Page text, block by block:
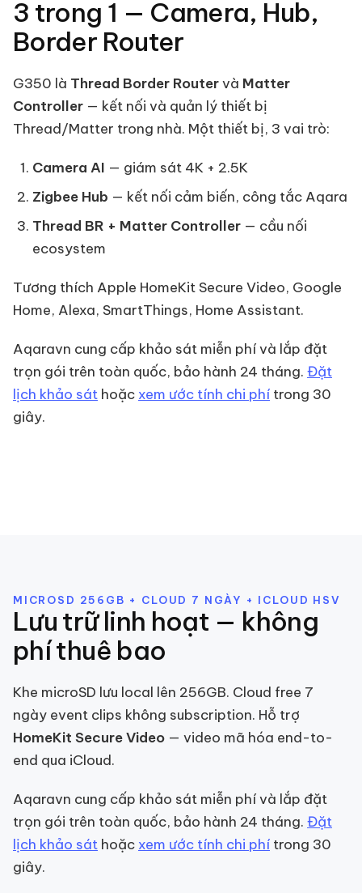
3 trong 1 — Camera, Hub,
Border Router
G350 là Thread Border Routervà Matter
Controller — kết nối và quản lý thiết bị
Thread/Matter trong nhà. Một thiết bị, 3 vai trò:
Camera AI — giám sát 4K + 2.5K
Zigbee Hub — kết nối cảm biến, công tắc Aqara
Thread BR + Matter Controller — cầu nối
ecosystem
Tương thích Apple HomeKit Secure Video, Google
Home, Alexa, SmartThings, Home Assistant.
Aqaravn cung cấp khảo sát miễn phí và lắp đặt
trọn gói trên toàn quốc, bảo hành 24 tháng. Đặt
lịch khảo sát hoặc xem ước tính chi phí trong 30
giây.
MICROSD 256GB + CLOUD 7 NGÀY + ICLOUD HSV
Lưu trữ linh hoạt — không
phí thuê bao
Khe microSD lưu local lên 256GB. Cloud free 7
ngày event clips không subscription. Hỗ trợ
HomeKit Secure Video — video mã hóa end-to-
end qua iCloud.
Aqaravn cung cấp khảo sát miễn phí và lắp đặt
trọn gói trên toàn quốc, bảo hành 24 tháng. Đặt
lịch khảo sát hoặc xem ước tính chi phí trong 30
giây.